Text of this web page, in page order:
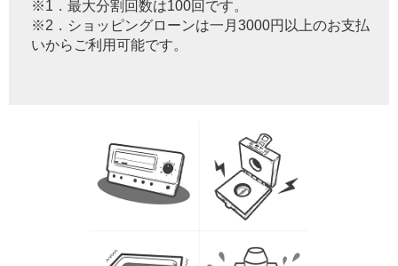
※1．最大分割回数は100回です。
※2．ショッピングローンは一月3000円以上のお支払
いからご利用可能です。